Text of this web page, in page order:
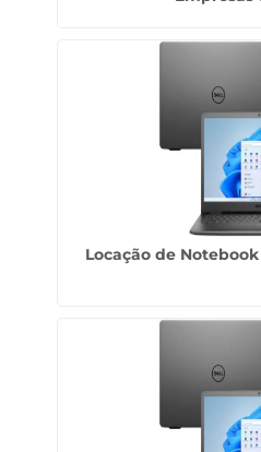
Locação de